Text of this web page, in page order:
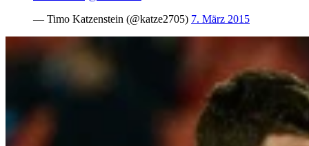
— Timo Katzenstein (@katze2705) 7. März 2015